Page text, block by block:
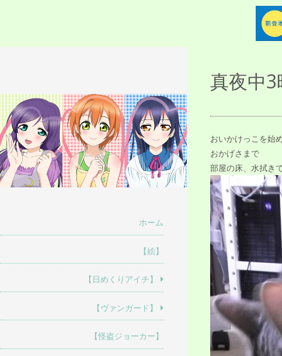
場
ホーム
【絵】
【日めくりアイチ】
【ヴァンガード】
【怪盗ジョーカー】
真夜中3
おいかけっこを始
おかげさまで
部屋の床、水拭き